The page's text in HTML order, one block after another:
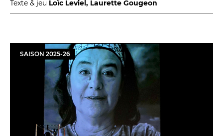
Texte & jeu Loïc Leviel, Laurette Gougeon
SAISON 2025-26